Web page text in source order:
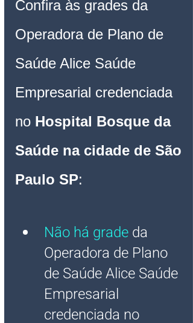
Confira às grades da
Operadora de Plano de
Saúde Alice Saúde
Empresarial credenciada
no Hospital Bosque da
Saúde na cidade de São
Paulo SP:
Não há grade da
Operadora de Plano
de Saúde Alice Saúde
Empresarial
credenciada no